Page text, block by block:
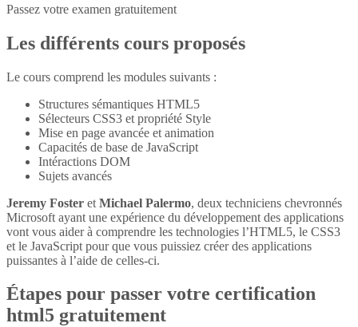
Passez votre examen gratuitement
Les différents cours proposés
Le cours comprend les modules suivants :
Structures sémantiques HTML5
Sélecteurs CSS3 et propriété Style
Mise en page avancée et animation
Capacités de base de JavaScript
Intéractions DOM
Sujets avancés
Jeremy Foster et Michael Palermo, deux techniciens chevronnés
Microsoft ayant une expérience du développement des applications
vont vous aider à comprendre les technologies l’HTML5, le CSS3
et le JavaScript pour que vous puissiez créer des applications
puissantes à l’aide de celles-ci.
Étapes pour passer votre certification
html5 gratuitement